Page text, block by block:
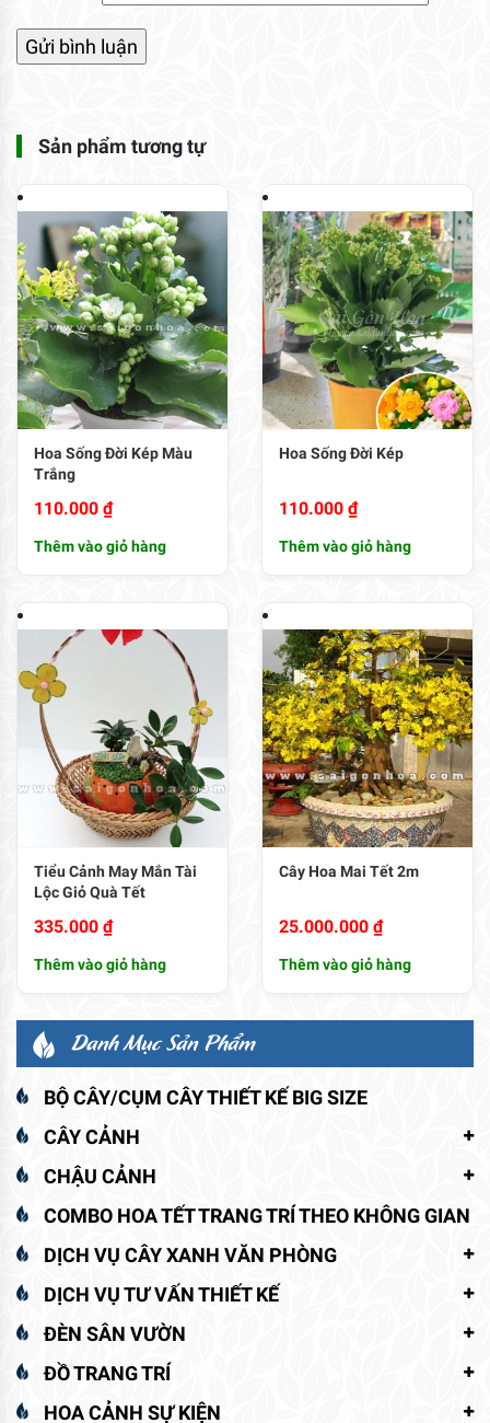
Sản phẩm tương tự
Hoa Sống Đời Kép Màu
Trắng
110.000 ₫
Thêm vào giỏ hàng
Hoa Sống Đời Kép
110.000 ₫
Thêm vào giỏ hàng
Tiểu Cảnh May Mắn Tài
Lộc Giỏ Quà Tết
335.000 ₫
Thêm vào giỏ hàng
Cây Hoa Mai Tết 2m
25.000.000 ₫
Thêm vào giỏ hàng
Danh Mục Sản Phẩm
BỘ CÂY/CỤM CÂY THIẾT KẾ BIG SIZE
CÂY CẢNH
CHẬU CẢNH
COMBO HOA TẾT TRANG TRÍ THEO KHÔNG GIAN
DỊCH VỤ CÂY XANH VĂN PHÒNG
DỊCH VỤ TƯ VẤN THIẾT KẾ
ĐÈN SÂN VƯỜN
ĐỒ TRANG TRÍ
HOA CẢNH SỰ KIỆN